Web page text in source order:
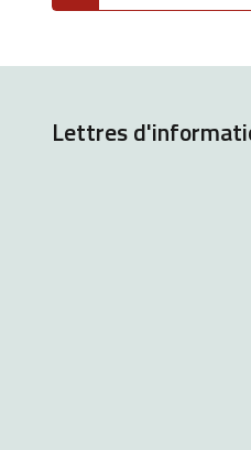
Lettres